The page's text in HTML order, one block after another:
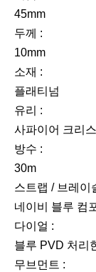
45mm
두께 :
10mm
소재 :
플래티넘
유리 :
사파이어 크리
방수 :
30m
스트랩 / 브레이
네이비 블루 컴
다이얼 :
블루 PVD 처리
무브먼트 :